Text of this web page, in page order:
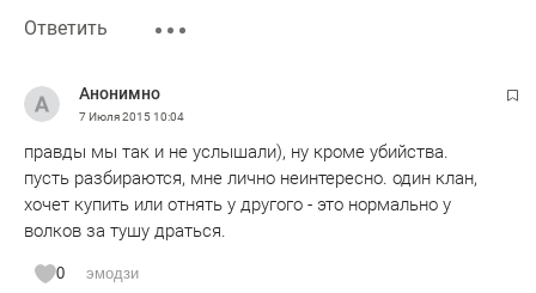
Ответить
Анонимно
7 Июля 201510:04
правды мы так и не услышали), ну кроме убийства.
пусть разбираются, мне лично неинтересно. один клан,
хочет купить или отнять у другого - это нормально у
волков за тушу драться.
0 эмодзи